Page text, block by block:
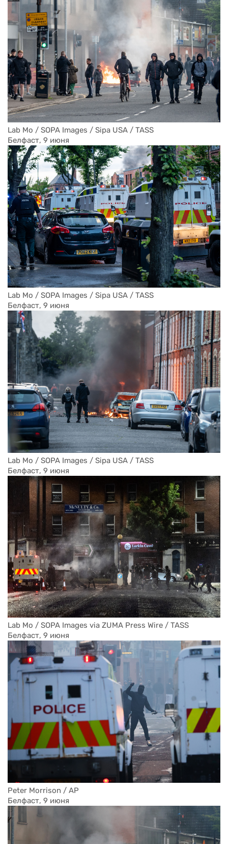
Lab Mo / SOPA Images / Sipa USA / TASS
Белфаст, 9 июня
Lab Mo / SOPA Images / Sipa USA / TASS
Белфаст, 9 июня
Lab Mo / SOPA Images / Sipa USA / TASS
Белфаст, 9 июня
Lab Mo / SOPA Images via ZUMA Press Wire / TASS
Белфаст, 9 июня
Peter Morrison / AP
Белфаст, 9 июня